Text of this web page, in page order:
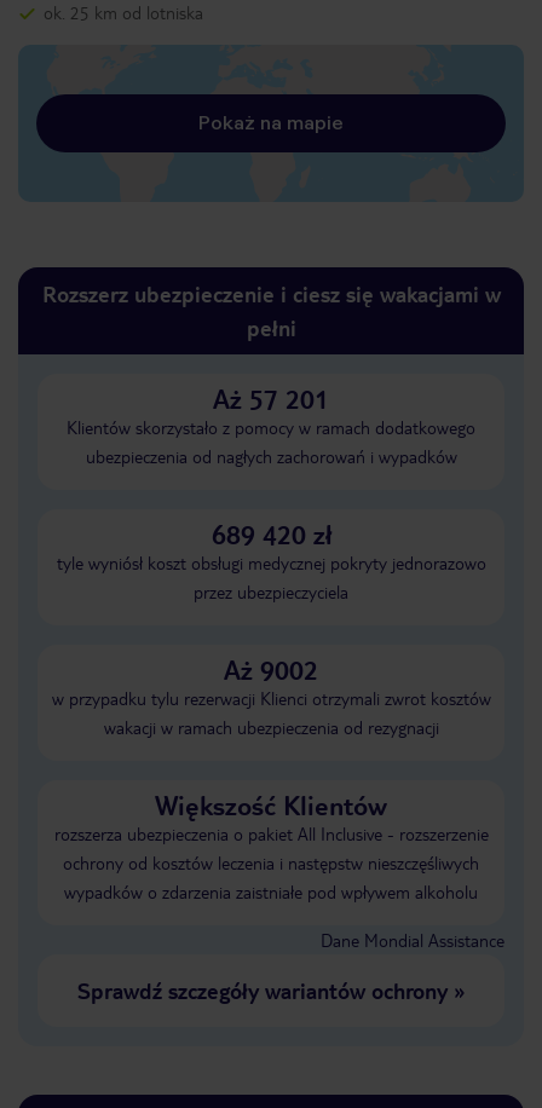
ok. 25 km od lotniska
Pokaż na mapie
Rozszerz ubezpieczenie i ciesz się wakacjami w
pełni
Aż 57 201
Klientów skorzystało z pomocy w ramach dodatkowego
ubezpieczenia od nagłych zachorowań i wypadków
689 420 zł
tyle wyniósł koszt obsługi medycznej pokryty jednorazowo
przez ubezpieczyciela
Aż 9002
w przypadku tylu rezerwacji Klienci otrzymali zwrot kosztów
wakacji w ramach ubezpieczenia od rezygnacji
Większość Klientów
rozszerza ubezpieczenia o pakiet All Inclusive - rozszerzenie
ochrony od kosztów leczenia i następstw nieszczęśliwych
wypadków o zdarzenia zaistniałe pod wpływem alkoholu
Dane Mondial Assistance
Sprawdź szczegóły wariantów ochrony»